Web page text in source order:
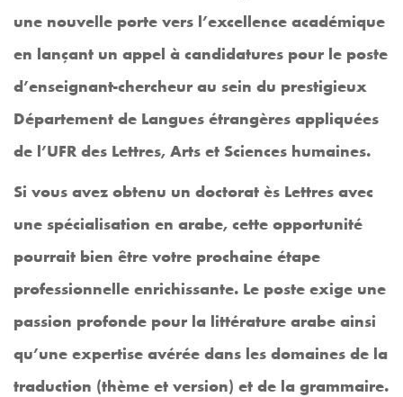
une nouvelle porte vers l’excellence académique
en lançant un appel à candidatures pour le poste
d’enseignant-chercheur au sein du prestigieux
Département de Langues étrangères appliquées
de l’UFR des Lettres, Arts et Sciences humaines.
Si vous avez obtenu un doctorat ès Lettres avec
une spécialisation en arabe, cette opportunité
pourrait bien être votre prochaine étape
professionnelle enrichissante. Le poste exige une
passion profonde pour la littérature arabe ainsi
qu’une expertise avérée dans les domaines de la
traduction (thème et version) et de la grammaire.